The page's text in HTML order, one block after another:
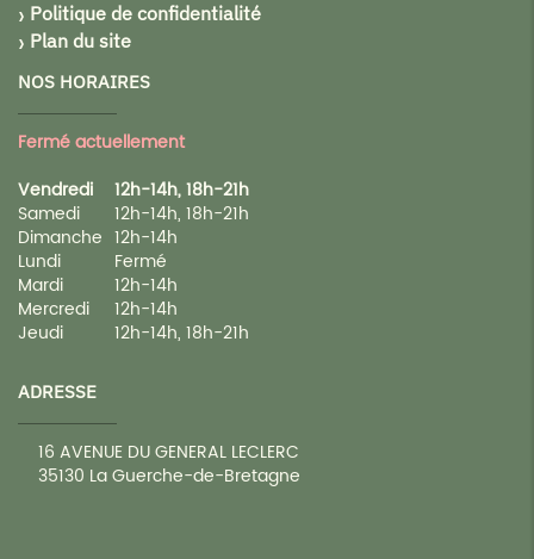
Politique de confidentialité
Plan du site
NOS HORAIRES
Fermé actuellement
Vendredi
12h-14h, 18h-21h
Samedi
12h-14h, 18h-21h
Dimanche 12h-14h
Lundi
Fermé
Mardi
12h-14h
Mercredi
12h-14h
Jeudi
12h-14h, 18h-21h
ADRESSE
16 AVENUE DU GENERAL LECLERC
35130 La Guerche-de-Bretagne